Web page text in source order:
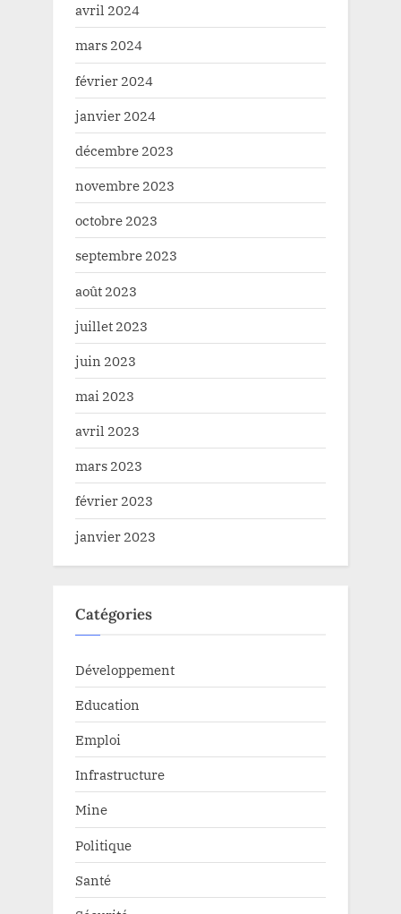
avril 2024
mars 2024
février 2024
janvier 2024
décembre 2023
novembre 2023
octobre 2023
septembre 2023
août 2023
juillet 2023
juin 2023
mai 2023
avril 2023
mars 2023
février 2023
janvier 2023
Catégories
Développement
Education
Emploi
Infrastructure
Mine
Politique
Santé